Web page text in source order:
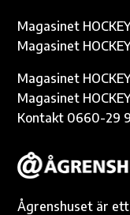
k
Magasinet
Magasinet
Magasinet
Magasinet
Kontakt 0660-29
Ågrenshuset är